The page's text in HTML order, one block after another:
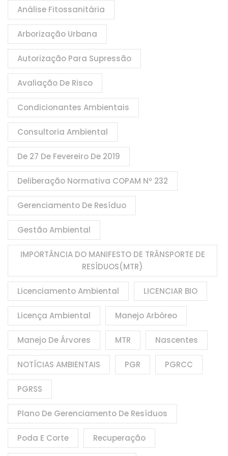
Análise Fitossanitária
Arborização Urbana
Autorização Para Supressão
Avaliação De Risco
Condicionantes Ambientais
Consultoria Ambiental
De 27 De Fevereiro De 2019
Deliberação Normativa COPAM Nº 232
Gerenciamento De Resíduo
Gestão Ambiental
IMPORTÂNCIA DO MANIFESTO DE TRÂNSPORTE DE
RESÍDUOS(MTR)
Licenciamento Ambiental LICENCIAR BIO
Licença Ambiental Manejo Arbóreo
Manejo De Árvores MTR Nascentes
NOTÍCIAS AMBIENTAIS PGR PGRCC
PGRSS
Plano De Gerenciamento De Resíduos
Poda E Corte Recuperação